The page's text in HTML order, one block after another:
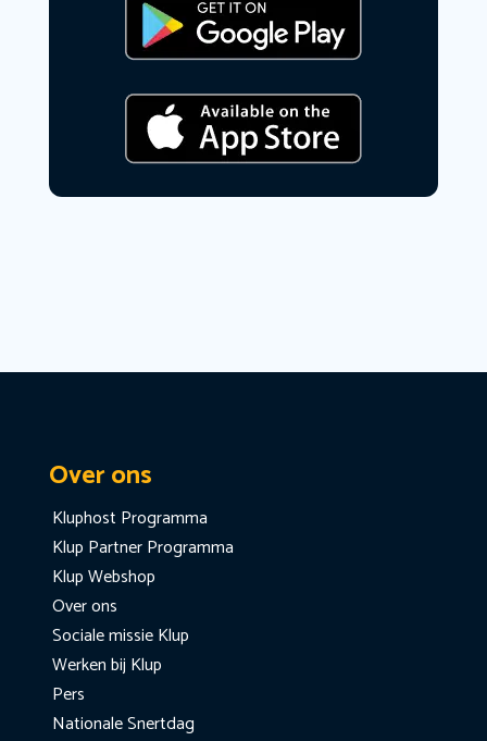
Over ons
Kluphost Programma
Klup Partner Programma
Klup Webshop
Over ons
Sociale missie Klup
Werken bij Klup
Pers
Nationale Snertdag